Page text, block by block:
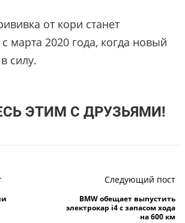
от кори станет
марта 2020 года, когда новый
силу.
ЭТИМ С ДРУЗЬЯМИ!
Следующий пост
BMW обещает выпустить
электрокар i4 с запасом хода
на 600 км